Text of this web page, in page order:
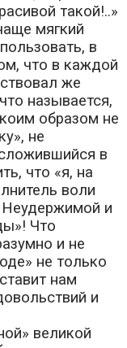
такой!..»
мягкий
в
что в каждой
же
называется,
образом не
не
в
что «я, на
воли
Неудержимой и
Что
и не
не только
нам
и
великой